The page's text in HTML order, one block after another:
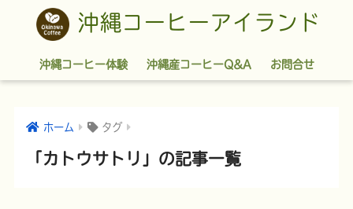
沖縄コーヒーアイランド
沖縄コーヒー体験 沖縄産コーヒーQ&A お問合せ
ホーム タグ
「カトウサトリ」の記事一覧